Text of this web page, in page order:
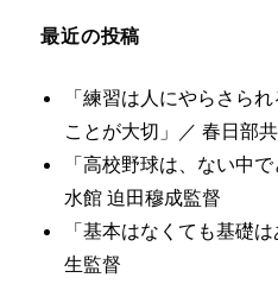
最近の投稿
「練習は人にやらさら
ことが大切」／ 春日部
「高校野球は、ない中
水館 迫田穆成監督
「基本はなくても基礎
生監督